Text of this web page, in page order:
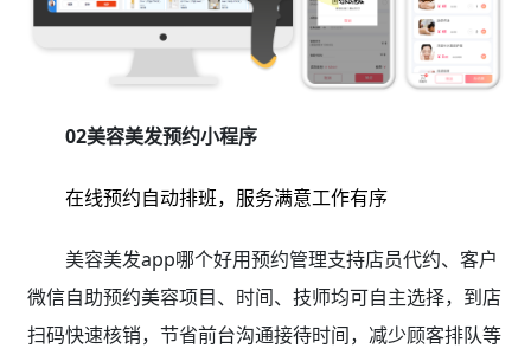
02美容美发预约小程序
在线预约自动排班，服务满意工作有序
美容美发app哪个好用预约管理支持店员代约、客户
微信自助预约美容项目、时间、技师均可自主选择，到店
扫码快速核销，节省前台沟通接待时间，减少顾客排队等